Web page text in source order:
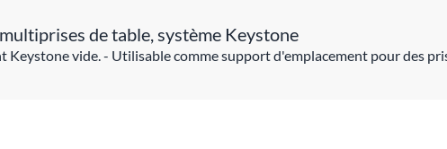
de table, système Keystone
Keystone vide. - Utilisable comme support d'emplacement pour des